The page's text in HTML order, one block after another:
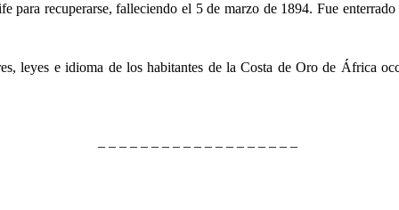
recuperarse, falleciendo el 5 de marzo de 1894. Fue enterrado
e idioma de los habitantes de la Costa de Oro de África
– – – – – – – – – – – – – – – – – – –